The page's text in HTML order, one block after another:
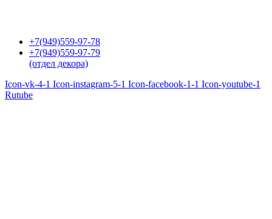
+7(949)559-97-78
+7(949)559-97-79
(отдел декора)
Icon-vk-4-1 Icon-instagram-5-1 Icon-facebook-1-1 Icon-youtube-1
Rutube